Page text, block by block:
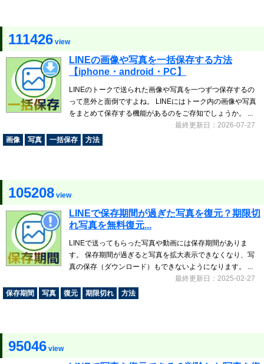
111426 view
LINEの画像や写真を一括保存する方法
【iphone・android・PC】
LINEのトークで送られた画像や写真を一つずつ保存するの
って意外と面倒ですよね。 LINEにはトーク内の画像や写真
をまとめて保存する機能があるのをご存知でしょうか。 ...
最終更新日：2026-07-27
画像
写真 一括保存 方法
105208 view
LINEで保存期間が過ぎた写真を復元？期限切
れ写真を無料復元...
LINEで送ってもらった写真や動画には保存期間がありま
す。 保存期間が過ぎると写真を拡大表示できなくなり、写
真の保存（ダウンロード）もできないようになります。 ...
最終更新日：2025-02-27
保存期間
写真 復元 期限切れ 方法
95046 view